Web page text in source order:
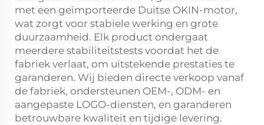
met een geïmporteerde Duitse OKIN-motor,
wat zorgt voor stabiele werking en grote
duurzaamheid. Elk product ondergaat
meerdere stabiliteitstests voordat het de
fabriek verlaat, om uitstekende prestaties te
garanderen. Wij bieden directe verkoop vanaf
de fabriek, ondersteunen OEM-, ODM- en
aangepaste LOGO-diensten, en garanderen
betrouwbare kwaliteit en tijdige levering.